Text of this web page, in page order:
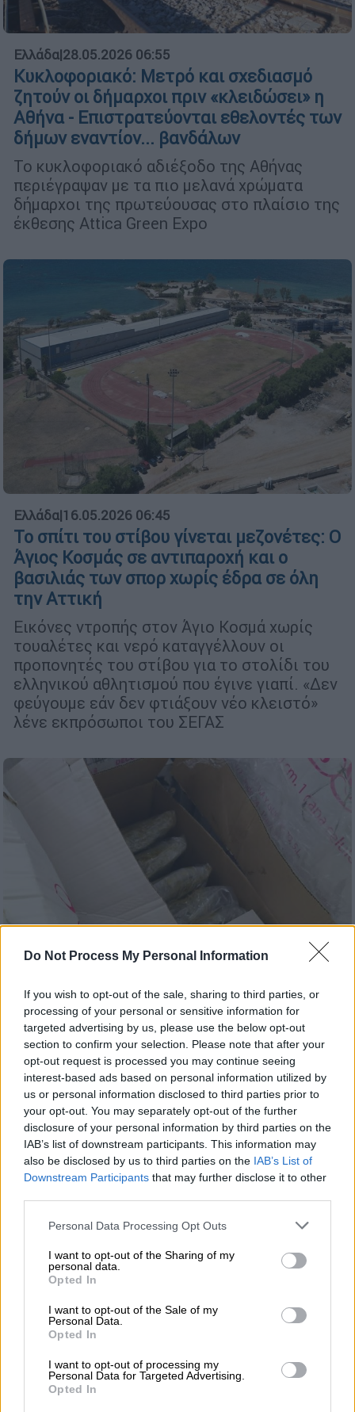
Do Not Process My Personal Information
If you wish to opt-out of the sale, sharing to third parties, or
processing of your personal or sensitive information for
targeted advertising by us, please use the below opt-out
section to confirm your selection. Please note that after your
opt-out request is processed you may continue seeing
interest-based ads based on personal information utilized by
us or personal information disclosed to third parties prior to
your opt-out. You may separately opt-out of the further
disclosure of your personal information by third parties on the
IAB’s list of downstream participants. This information may
also be disclosed by us to third parties on the IAB’s List of
Downstream Participants that may further disclose it to other
Please note that this website/app uses one or more Google
not limited to your visit or usage behaviour. You may click to
grant or deny consent to Google and its third-party tags to
use your data for below specified purposes in below Google
consent section.
Personal Data Processing Opt Outs
I want to opt-out of the Sharing of my
personal data.
Opted In
I want to opt-out of the Sale of my
Personal Data.
Opted In
I want to opt-out of processing my
Personal Data for Targeted Advertising.
Opted In
Ελλάδα|28.05.2026 06:55
Κυκλοφοριακό: Μετρό και σχεδιασμό
ζητούν οι δήμαρχοι πριν «κλειδώσει» η
Αθήνα - Επιστρατεύονται εθελοντές των
δήμων εναντίον... βανδάλων
Το κυκλοφοριακό αδιέξοδο της Αθήνας
περιέγραψαν με τα πιο μελανά χρώματα
δήμαρχοι της πρωτεύουσας στο πλαίσιο της
έκθεσης Attica Green Expo
Ελλάδα|16.05.2026 06:45
Το σπίτι του στίβου γίνεται μεζονέτες: Ο
Άγιος Κοσμάς σε αντιπαροχή και ο
βασιλιάς των σπορ χωρίς έδρα σε όλη
την Αττική
Εικόνες ντροπής στον Άγιο Κοσμά χωρίς
τουαλέτες και νερό καταγγέλλουν οι
προπονητές του στίβου για το στολίδι του
ελληνικού αθλητισμού που έγινε γιαπί. «Δεν
φεύγουμε εάν δεν φτιάξουν νέο κλειστό»
λένε εκπρόσωποι του ΣΕΓΑΣ
Ελλάδα|01.05.2026 14:45
«Χτύπημα» του ελληνικού FBI σε καρτέλ
ναρκωτικών: Πώς εντοπίστηκαν 500
κιλά skunk σε κουτιά από
χαρτοπετσέτες
Το φορτίο είχε ξεκινήσει από την Ιταλία και
από τη χώρα μας ο κύριος όγκος της
ποσότητας θα πήγαινε για την Τουρκία